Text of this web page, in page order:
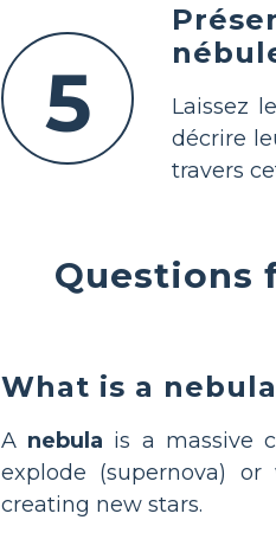
5 Laissez
décrire
travers
Questions
What is a
A nebula is a massive
explode (supernova)
creating new stars.